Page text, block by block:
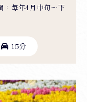
：毎年4月中旬〜下
15分